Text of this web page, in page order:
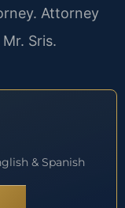
Attorney
Sris.
& Spanish